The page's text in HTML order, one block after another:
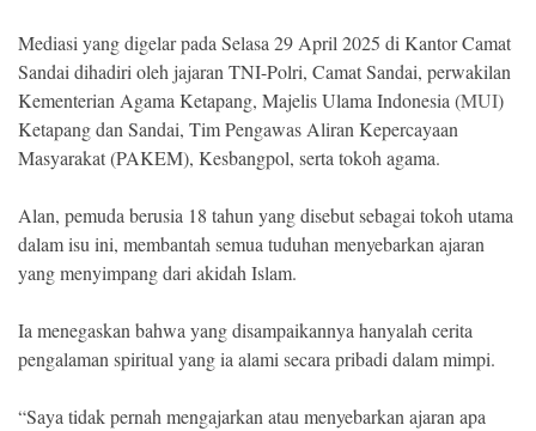
©
Copyright
NETRAL
All
Mediasi yang digelar pada Selasa 29 April 2025 di Kantor Camat
Sandai dihadiri oleh jajaran TNI-Polri, Camat Sandai, perwakilan
Kementerian Agama Ketapang, Majelis Ulama Indonesia (MUI)
Ketapang dan Sandai, Tim Pengawas Aliran Kepercayaan
Masyarakat (PAKEM), Kesbangpol, serta tokoh agama.
Alan, pemuda berusia 18 tahun yang disebut sebagai tokoh utama
dalam isu ini, membantah semua tuduhan menyebarkan ajaran
yang menyimpang dari akidah Islam.
Ia menegaskan bahwa yang disampaikannya hanyalah cerita
pengalaman spiritual yang ia alami secara pribadi dalam mimpi.
“Saya tidak pernah mengajarkan atau menyebarkan ajaran apa